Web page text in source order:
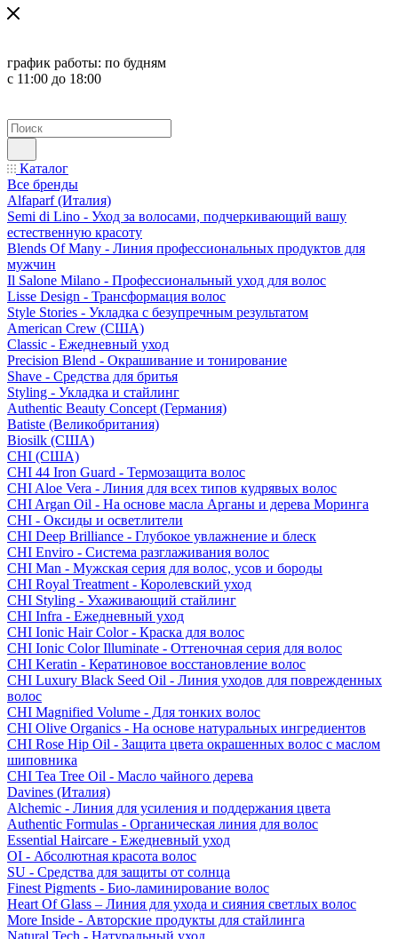
график работы: по будням
с 11:00 до 18:00
Каталог
Все бренды
Alfaparf (Италия)
Semi di Lino - Уход за волосами, подчеркивающий вашу
естественную красоту
Blends Of Many - Линия профессиональных продуктов для
мужчин
Il Salone Milano - Профессиональный уход для волос
Lisse Design - Трансформация волос
Style Stories - Укладка с безупречным результатом
American Crew (США)
Classic - Ежедневный уход
Precision Blend - Окрашивание и тонирование
Shave - Средства для бритья
Styling - Укладка и стайлинг
Authentic Beauty Concept (Германия)
Batiste (Великобритания)
Biosilk (США)
CHI (США)
CHI 44 Iron Guard - Термозащита волос
CHI Aloe Vera - Линия для всех типов кудрявых волос
CHI Argan Oil - На основе масла Арганы и дерева Моринга
CHI - Оксиды и осветлители
CHI Deep Brilliance - Глубокое увлажнение и блеск
CHI Enviro - Система разглаживания волос
CHI Man - Мужская серия для волос, усов и бороды
CHI Royal Treatment - Королевский уход
CHI Styling - Ухаживающий стайлинг
CHI Infra - Ежедневный уход
CHI Ionic Hair Color - Краска для волос
CHI Ionic Color Illuminate - Оттеночная серия для волос
CHI Keratin - Кератиновое восстановление волос
CHI Luxury Black Seed Oil - Линия уходов для поврежденных
волос
CHI Magnified Volume - Для тонких волос
CHI Olive Organics - На основе натуральных ингредиентов
CHI Rose Hip Oil - Защита цвета окрашенных волос с маслом
шиповника
CHI Tea Tree Oil - Масло чайного дерева
Davines (Италия)
Alchemic - Линия для усиления и поддержания цвета
Authentic Formulas - Органическая линия для волос
Essential Haircare - Eжедневный уход
OI - Абсолютная красота волос
SU - Средства для защиты от солнца
Finest Pigments - Био-ламинирование волос
Heart Of Glass – Линия для ухода и сияния светлых волос
More Inside - Авторские продукты для стайлинга
Natural Tech - Натуральный уход